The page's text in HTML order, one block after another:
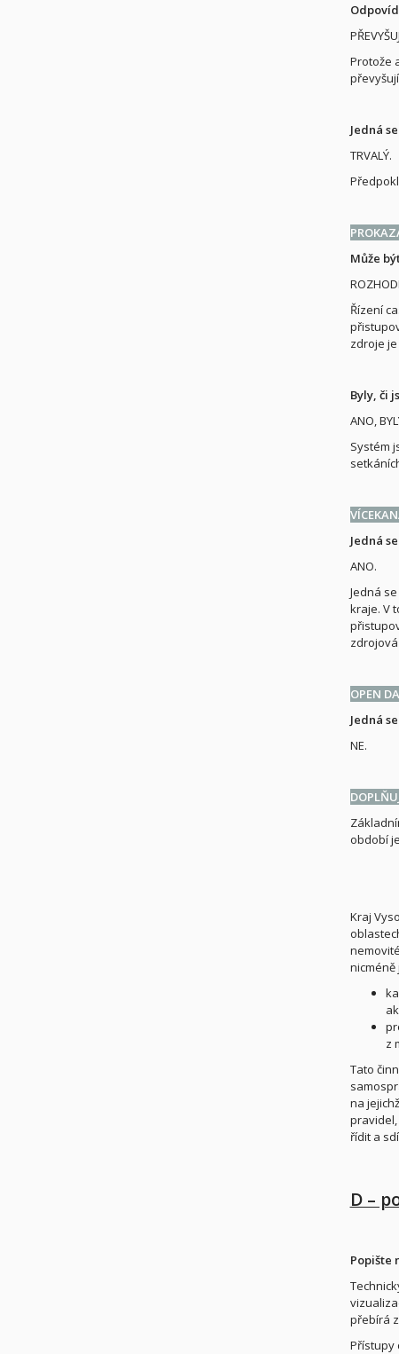
Protože
Jedná
TRVALÝ.
Může
Řízení
zdroje
Byly, či
ANO,
Systém
Jedná
ANO.
Jedná
kraje. V
OPEN
Jedná
NE.
období
Kraj
z
Tato
na
řídit a
D –
Popište
přebírá
Přístupy